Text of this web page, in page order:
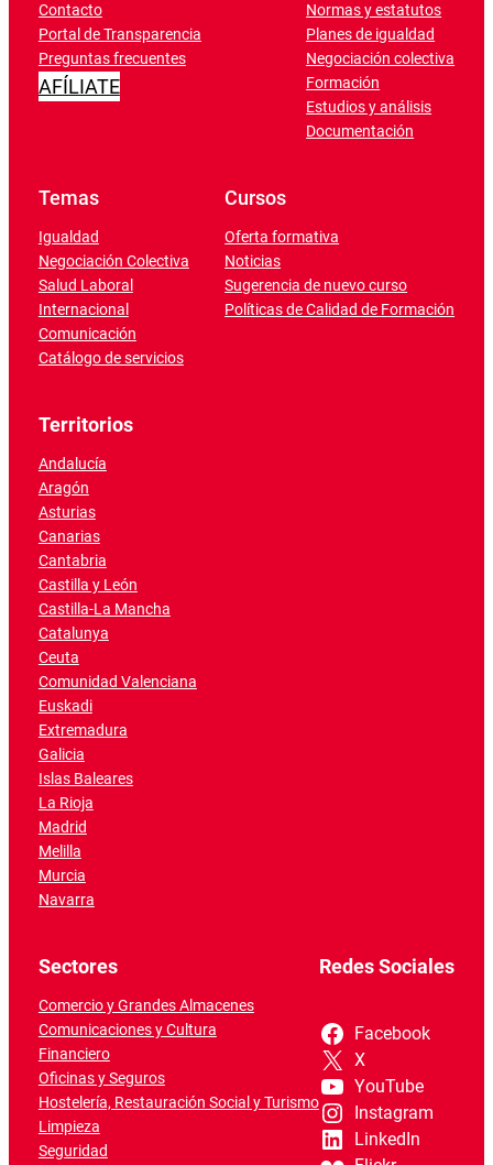
Contacto
Portal de Transparencia
Preguntas frecuentes
AFÍLIATE
Normas y estatutos
Planes de igualdad
Negociación colectiva
Formación
Estudios y análisis
Documentación
Temas
Igualdad
Negociación Colectiva
Salud Laboral
Internacional
Comunicación
Catálogo de servicios
Cursos
Oferta formativa
Noticias
Sugerencia de nuevo curso
Políticas de Calidad de Formación
Territorios
Andalucía
Aragón
Asturias
Canarias
Cantabria
Castilla y León
Castilla-La Mancha
Catalunya
Ceuta
Comunidad Valenciana
Euskadi
Extremadura
Galicia
Islas Baleares
La Rioja
Madrid
Melilla
Murcia
Navarra
Sectores
Comercio y Grandes Almacenes
Comunicaciones y Cultura
Financiero
Oficinas y Seguros
Hostelería, Restauración Social y Turismo
Limpieza
Seguridad
Redes Sociales
Facebook
X
YouTube
Instagram
LinkedIn